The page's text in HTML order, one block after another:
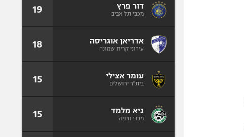
דור פרץ
מכבי תל אביב 19
אדריאן אוגריסה
עירוני קרית שמונה 18
עומר אצילי
בית"ר ירושלים 15
גיא מלמד
מכבי חיפה 15